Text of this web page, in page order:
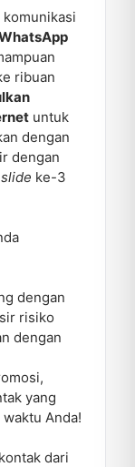
ribuan
untuk
dengan
dengan
slide ke-3
dengan
risiko
dengan
yang
Anda!
dari